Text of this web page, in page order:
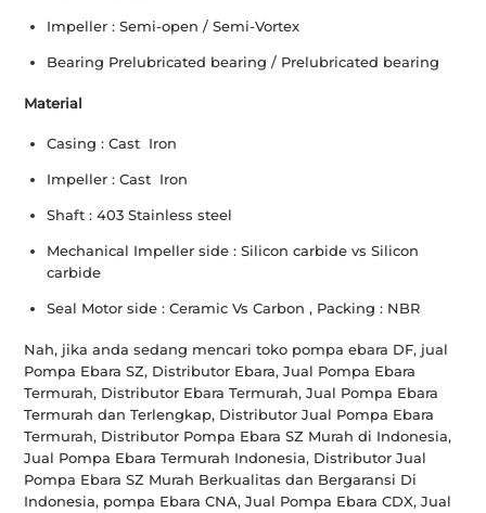
Impeller : Semi-open / Semi-Vortex
Bearing Prelubricated bearing / Prelubricated bearing
Material
Casing : Cast Iron
Impeller : Cast Iron
Shaft : 403 Stainless steel
Mechanical Impeller side : Silicon carbide vs Silicon
carbide
Seal Motor side : Ceramic Vs Carbon , Packing : NBR
Nah, jika anda sedang mencari toko pompa ebara DF, jual
Pompa Ebara SZ, Distributor Ebara, Jual Pompa Ebara
Termurah, Distributor Ebara Termurah, Jual Pompa Ebara
Termurah dan Terlengkap, Distributor Jual Pompa Ebara
Termurah, Distributor Pompa Ebara SZ Murah di Indonesia,
Jual Pompa Ebara Termurah Indonesia, Distributor Jual
Pompa Ebara SZ Murah Berkualitas dan Bergaransi Di
Indonesia, pompa Ebara CNA, Jual Pompa Ebara CDX, Jual